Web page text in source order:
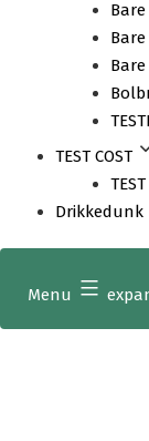
Bare
TEST COST
Drikkedunk
Menu